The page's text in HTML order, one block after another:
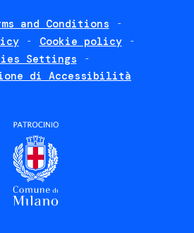
and Conditions
Cookie policy
Settings
di Accessibilità